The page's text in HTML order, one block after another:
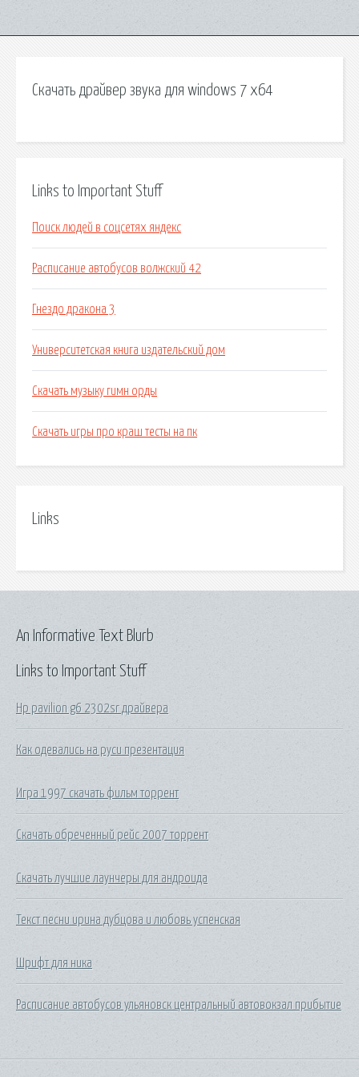
Скачать драйвер звука для windows 7 x64
Links to Important Stuff
Поиск людей в соцсетях яндекс
Расписание автобусов волжский 42
Гнездо дракона 3
Университетская книга издательский дом
Скачать музыку гимн орды
Скачать игры про краш тесты на пк
Links
Links to Important Stuff
Hp pavilion g6 2302sr драйвера
Как одевались на руси презентация
Игра 1997 скачать фильм торрент
Скачать обреченный рейс 2007 торрент
Скачать лучшие лаунчеры для андроида
Текст песни ирина дубцова и любовь успенская
Шрифт для ника
Расписание автобусов ульяновск центральный автовокзал прибытие
An Informative Text Blurb